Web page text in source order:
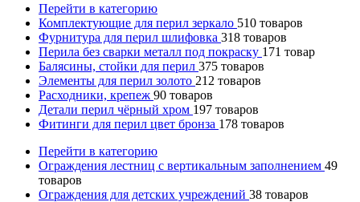
Перейти в категорию
Комплектующие для перил зеркало 510 товаров
Фурнитура для перил шлифовка 318 товаров
Перила без сварки металл под покраску 171 товар
Балясины, стойки для перил 375 товаров
Элементы для перил золото 212 товаров
Расходники, крепеж 90 товаров
Детали перил чёрный хром 197 товаров
Фитинги для перил цвет бронза 178 товаров
Перейти в категорию
Ограждения лестниц с вертикальным заполнением 49
товаров
Ограждения для детских учреждений 38 товаров